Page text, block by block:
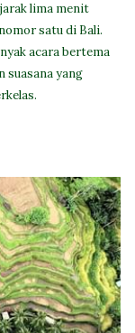
lima menit
satu di Bali.
acara bertema
suasana yang